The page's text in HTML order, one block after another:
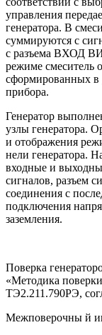
управления
генератора. В
суммируются с
с разъема ВХОД
режиме смеситель
сформированных в
прибора.
Генератор
узлы генератора.
и отображения
нели генератора.
входные и
сигналов, разъем
соединения с
подключения
заземления.
Поверка
«Методика
ТЭ2.211.790РЭ,
Межповерочны й